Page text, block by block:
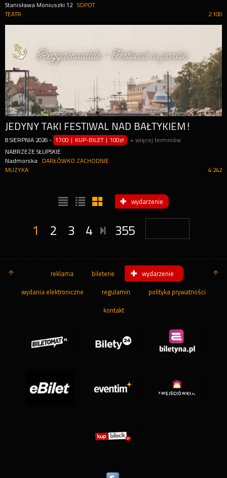
Stanisława Moniuszki 12
SOPOT
2 100
TEATR
JEDYNY TAKI FESTIWAL NAD BAŁTYKIEM!
8 SIERPNIA 2026 - 17:00 | KUP-BILET |100zł »więcej terminów
NABRZEŻE SŁUPSKIE
Nadmorska
DARŁÓWKO ZACHODNIE
4 242
MUZYKA
wydarzenie
1 2 3 4 355
reklama bileterie wydarzenie
wydania elektroniczne regulamin polityka prywatności
kontakt